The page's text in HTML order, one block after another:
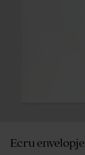
Ecru envelopje